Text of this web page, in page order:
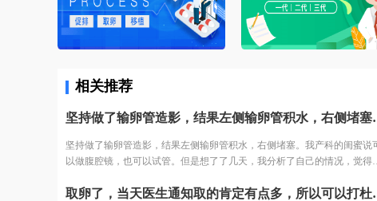
相关推荐
坚持做了输卵管造影，结果左侧输卵管积水，右侧堵塞。
坚持做了输卵管造影，结果左侧输卵管积水，右侧堵塞。我产科的闺蜜说
以做腹腔镜，也可以试管。但是想了了几天，我分析了自己的情况，觉得
我家离三附院比较近，打算直接去三附院，试管了。
取卵了，当天医生通知取的肯定有点多，所以可以打杜冷丁，但不能止痛，只是镇定下。一早空腹去手术室签字，换了手术衣服进去等待。打了针我就躺床上等着，看着之前取卵的